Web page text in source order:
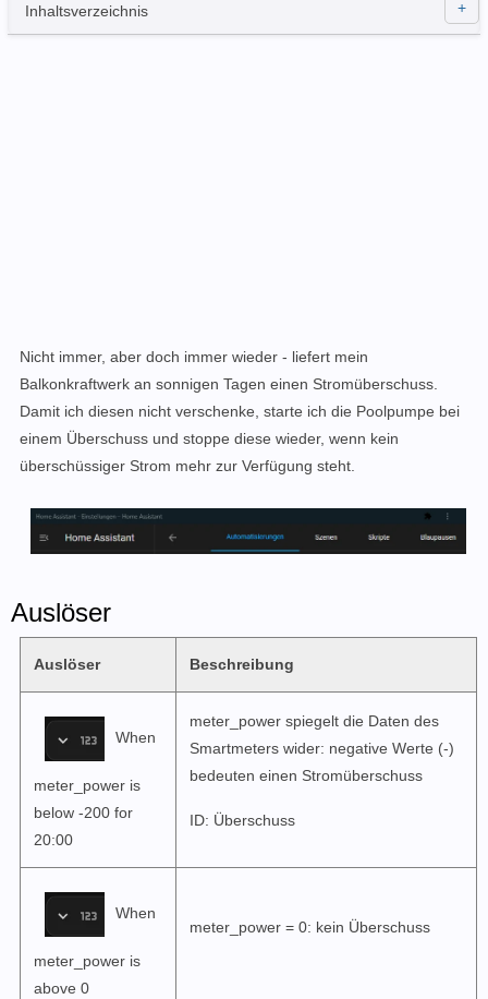
Inhaltsverzeichnis
Nicht immer, aber doch immer wieder - liefert mein
Balkonkraftwerk an sonnigen Tagen einen Stromüberschuss.
Damit ich diesen nicht verschenke, starte ich die Poolpumpe bei
einem Überschuss und stoppe diese wieder, wenn kein
überschüssiger Strom mehr zur Verfügung steht.
Auslöser
Auslöser Beschreibung
When
meter_power is
below -200 for
20:00
meter_power spiegelt die Daten des
Smartmeters wider: negative Werte (-)
bedeuten einen Stromüberschuss
ID: Überschuss
When
meter_power is
above 0
meter_power = 0: kein Überschuss